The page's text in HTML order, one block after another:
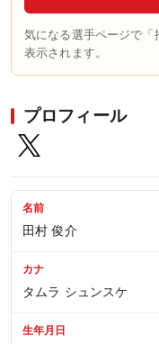
気になる選手ページで「
表示されます。
プロフィール
名前
田村 俊介
カナ
タムラ シュンスケ
生年月日